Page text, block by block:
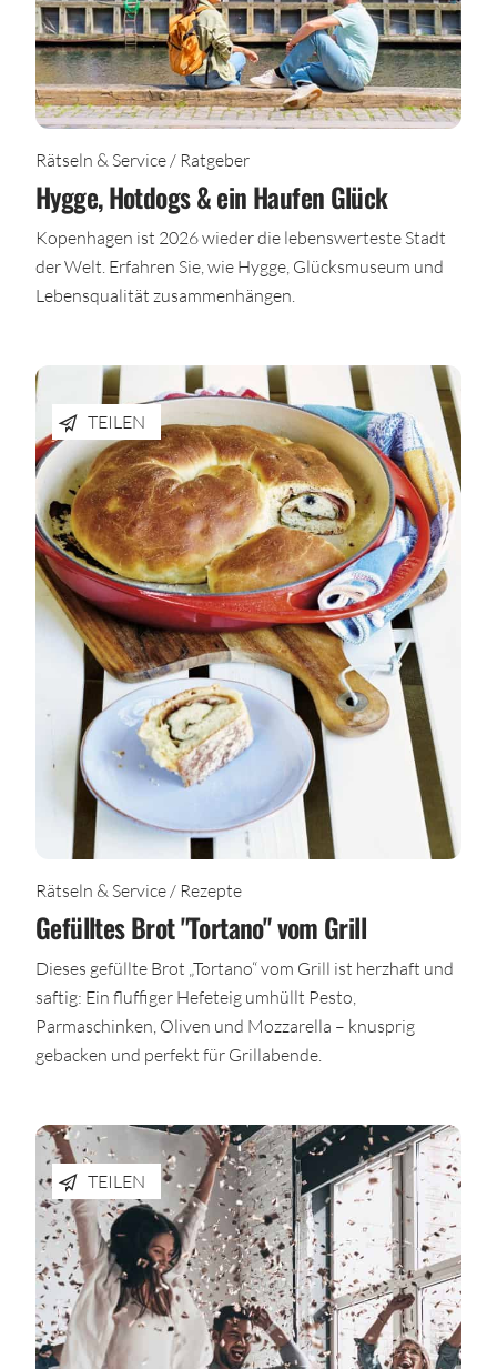
Rätseln & Service / Ratgeber
Hygge, Hotdogs & ein Haufen Glück
Kopenhagen ist 2026 wieder die lebenswerteste Stadt
der Welt. Erfahren Sie, wie Hygge, Glücksmuseum und
Lebensqualität zusammenhängen.
TEILEN
Rätseln & Service / Rezepte
Gefülltes Brot "Tortano" vom Grill
Dieses gefüllte Brot „Tortano“ vom Grill ist herzhaft und
saftig: Ein fluffiger Hefeteig umhüllt Pesto,
Parmaschinken, Oliven und Mozzarella – knusprig
gebacken und perfekt für Grillabende.
TEILEN